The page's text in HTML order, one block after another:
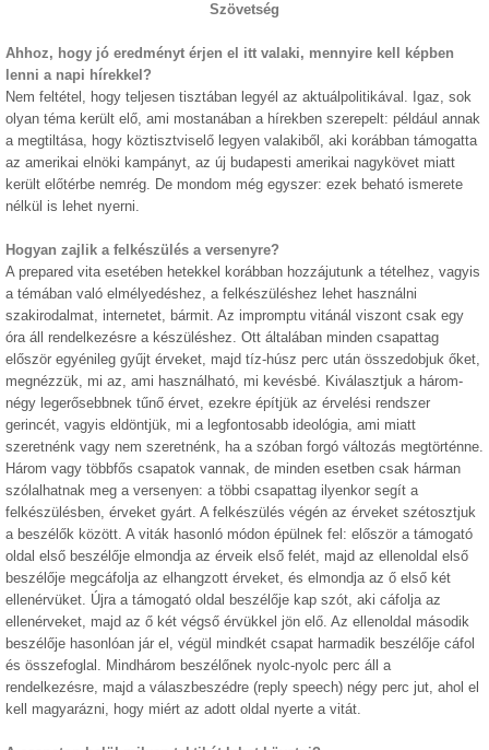
Szövetség
Ahhoz, hogy jó eredményt érjen el itt valaki, mennyire kell képben
lenni a napi hírekkel?
Nem feltétel, hogy teljesen tisztában legyél az aktuálpolitikával. Igaz, sok
olyan téma került elő, ami mostanában a hírekben szerepelt: például annak
a megtiltása, hogy köztisztviselő legyen valakiből, aki korábban támogatta
az amerikai elnöki kampányt, az új budapesti amerikai nagykövet miatt
került előtérbe nemrég. De mondom még egyszer: ezek beható ismerete
nélkül is lehet nyerni.
Hogyan zajlik a felkészülés a versenyre?
A prepared vita esetében hetekkel korábban hozzájutunk a tételhez, vagyis
a témában való elmélyedéshez, a felkészüléshez lehet használni
szakirodalmat, internetet, bármit. Az impromptu vitánál viszont csak egy
óra áll rendelkezésre a készüléshez. Ott általában minden csapattag
először egyénileg gyűjt érveket, majd tíz-húsz perc után összedobjuk őket,
megnézzük, mi az, ami használható, mi kevésbé. Kiválasztjuk a három-
négy legerősebbnek tűnő érvet, ezekre építjük az érvelési rendszer
gerincét, vagyis eldöntjük, mi a legfontosabb ideológia, ami miatt
szeretnénk vagy nem szeretnénk, ha a szóban forgó változás megtörténne.
Három vagy többfős csapatok vannak, de minden esetben csak hárman
szólalhatnak meg a versenyen: a többi csapattag ilyenkor segít a
felkészülésben, érveket gyárt. A felkészülés végén az érveket szétosztjuk
a beszélők között. A viták hasonló módon épülnek fel: először a támogató
oldal első beszélője elmondja az érveik első felét, majd az ellenoldal első
beszélője megcáfolja az elhangzott érveket, és elmondja az ő első két
ellenérvüket. Újra a támogató oldal beszélője kap szót, aki cáfolja az
ellenérveket, majd az ő két végső érvükkel jön elő. Az ellenoldal második
beszélője hasonlóan jár el, végül mindkét csapat harmadik beszélője cáfol
és összefoglal. Mindhárom beszélőnek nyolc-nyolc perc áll a
rendelkezésre, majd a válaszbeszédre (reply speech) négy perc jut, ahol el
kell magyarázni, hogy miért az adott oldal nyerte a vitát.